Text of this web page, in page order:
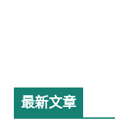
最新文章